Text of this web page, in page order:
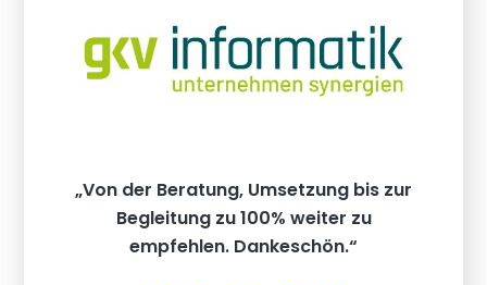
„Von der Beratung, Umsetzung bis zur
Begleitung zu 100% weiter zu
empfehlen. Dankeschön.“